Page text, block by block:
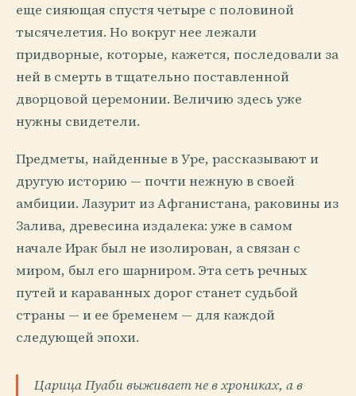
еще сияющая спустя четыре с половиной
тысячелетия. Но вокруг нее лежали
придворные, которые, кажется, последовали за
ней в смерть в тщательно поставленной
дворцовой церемонии. Величию здесь уже
нужны свидетели.
Предметы, найденные в Уре, рассказывают и
другую историю — почти нежную в своей
амбиции. Лазурит из Афганистана, раковины из
Залива, древесина издалека: уже в самом
начале Ирак был не изолирован, а связан с
миром, был его шарниром. Эта сеть речных
путей и караванных дорог станет судьбой
страны — и ее бременем — для каждой
следующей эпохи.
Царица Пуаби выживает не в хрониках, а в